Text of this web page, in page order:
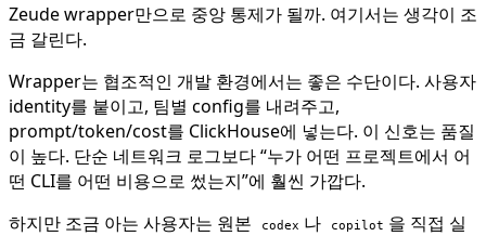
Zeude wrapper만으로 중앙 통제가 될까. 여기서는 생각이 조
금 갈린다.
Wrapper는 협조적인 개발 환경에서는 좋은 수단이다. 사용자
identity를 붙이고, 팀별 config를 내려주고,
prompt/token/cost를 ClickHouse에 넣는다. 이 신호는 품질
이 높다. 단순 네트워크 로그보다 “누가 어떤 프로젝트에서 어
떤 CLI를 어떤 비용으로 썼는지”에 훨씬 가깝다.
하지만 조금 아는 사용자는 원본
codex 나 copilot 을 직접 실